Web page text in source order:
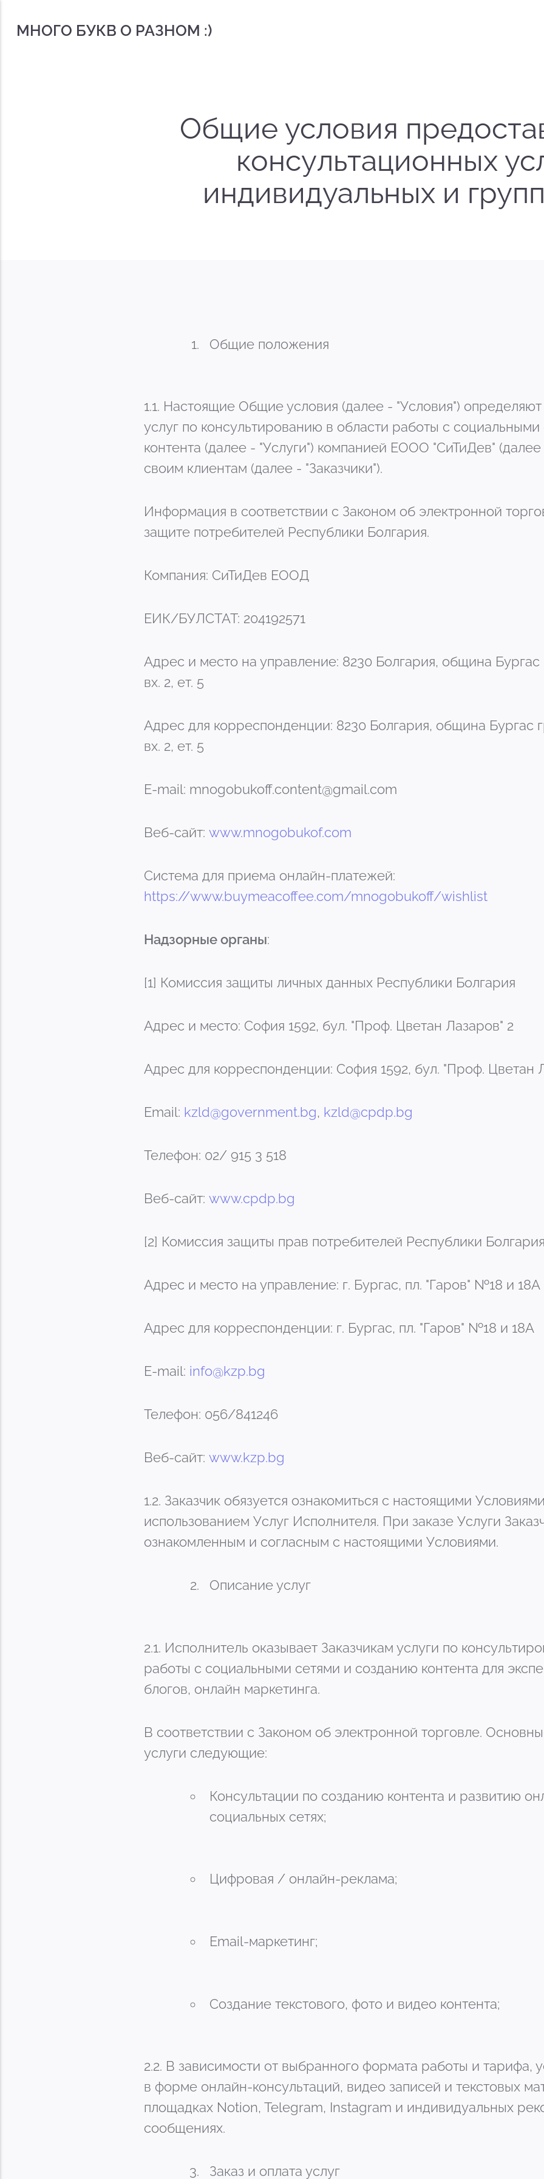
МНОГО БУКВ О РАЗНОМ :)
Общие условия
консультационных
индивидуальных и
Общие положения
1.1. Настоящие Общие условия (далее - "Условия")
услуг по консультированию в области работы с социальными
контента (далее - "Услуги") компанией ЕООО "СиТиДев"
своим клиентам (далее - "Заказчики").
Информация в соответствии с Законом об электронной
защите потребителей Республики Болгария.
Компания: СиТиДев ЕООД
ЕИК/БУЛСТАТ: 204192571
Адрес и место на управление: 8230 Болгария, община Бургас
вх. 2, ет. 5
Адрес для корреспонденции: 8230 Болгария, община Бургас
вх. 2, ет. 5
E-mail: mnogobukoff.content@gmail.com
Веб-сайт: www.mnogobukof.com
Система для приема онлайн-платежей:
https://www.buymeacoffee.com/mnogobukoff/wishlist
Надзорные органы:
[1] Комиссия защиты личных данных Республики Болгария
Адрес и место: София 1592, бул. "Проф. Цветан Лазаров" 2
Адрес для корреспонденции: София 1592, бул. "Проф. Цветан
Email: kzld@government.bg, kzld@cpdp.bg
Телефон: 02/ 915 3 518
Веб-сайт: www.cpdp.bg
[2] Комиссия защиты прав потребителей Республики
Адрес и место на управление: г. Бургас, пл. "Гаров" №18 и 18А
Адрес для корреспонденции: г. Бургас, пл. "Гаров" №18 и 18А
E-mail: info@kzp.bg
Телефон: 056/841246
Веб-сайт: www.kzp.bg
1.2. Заказчик обязуется ознакомиться с настоящими
использованием Услуг Исполнителя. При заказе Услуги
ознакомленным и согласным с настоящими Условиями.
Описание услуг
2.1. Исполнитель оказывает Заказчикам услуги по
работы с социальными сетями и созданию контента для
блогов, онлайн маркетинга.
В соответствии с Законом об электронной торговле.
услуги следующие:
Консультации по созданию контента и развитию
социальных сетях;
Цифровая / онлайн-реклама;
Email-маркетинг;
Создание текстового, фото и видео контента;
2.2. В зависимости от выбранного формата работы и тарифа,
в форме онлайн-консультаций, видео записей и текстовых
площадках Notion, Telegram, Instagram и индивидуальных
сообщениях.
Заказ и оплата услуг